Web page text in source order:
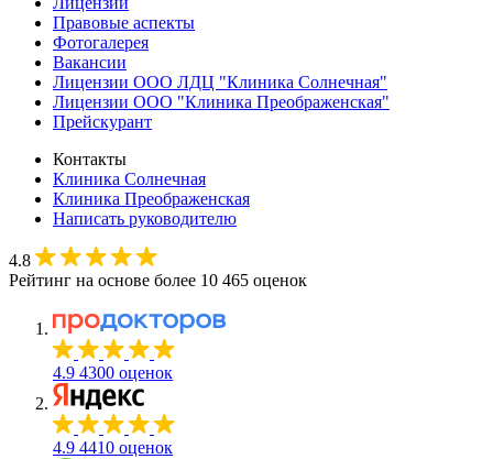
Правовые аспекты
Фотогалерея
Вакансии
Лицензии ООО ЛДЦ "Клиника Солнечная"
Лицензии ООО "Клиника Преображенская"
Прейскурант
Контакты
Клиника Солнечная
Клиника Преображенская
Написать руководителю
4.8
Рейтинг на основе более 10 465 оценок
4.9 4300 оценок
4.9 4410 оценок